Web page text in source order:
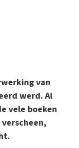
van
werd. Al
vele boeken